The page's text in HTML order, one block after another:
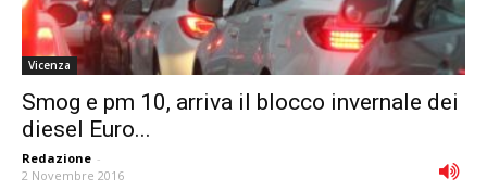
Vicenza
Smog e pm 10, arriva il blocco invernale dei
diesel Euro...
Redazione -
2 Novembre 2016